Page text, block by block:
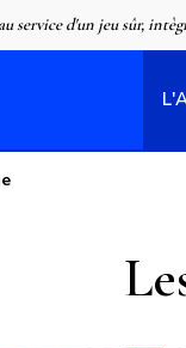
service d'un jeu sûr,